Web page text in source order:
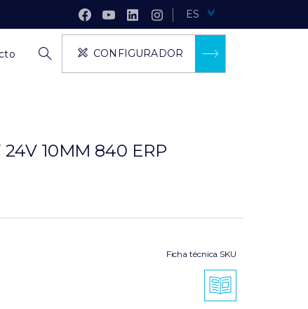
ES
CONFIGURADOR
10MM 840 ERP
Ficha técnica SKU